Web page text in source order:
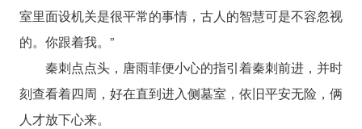
室里面设机关是很平常的事情，古人的智慧可是不容忽视
的。你跟着我。”
秦刺点点头，唐雨菲便小心的指引着秦刺前进，并时
刻查看着四周，好在直到进入侧墓室，依旧平安无险，俩
人才放下心来。